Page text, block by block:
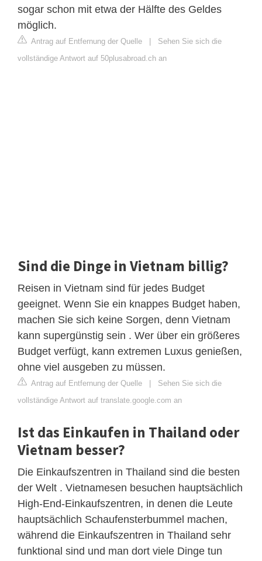
sogar schon mit etwa der Hälfte des Geldes
möglich.
Antrag auf Entfernung der Quelle | Sehen Sie sich die
vollständige Antwort auf 50plusabroad.ch an
Sind die Dinge in Vietnam billig?
Reisen in Vietnam sind für jedes Budget
geeignet. Wenn Sie ein knappes Budget haben,
machen Sie sich keine Sorgen, denn Vietnam
kann supergünstig sein . Wer über ein größeres
Budget verfügt, kann extremen Luxus genießen,
ohne viel ausgeben zu müssen.
Antrag auf Entfernung der Quelle | Sehen Sie sich die
vollständige Antwort auf translate.google.com an
Ist das Einkaufen in Thailand oder
Vietnam besser?
Die Einkaufszentren in Thailand sind die besten
der Welt . Vietnamesen besuchen hauptsächlich
High-End-Einkaufszentren, in denen die Leute
hauptsächlich Schaufensterbummel machen,
während die Einkaufszentren in Thailand sehr
funktional sind und man dort viele Dinge tun